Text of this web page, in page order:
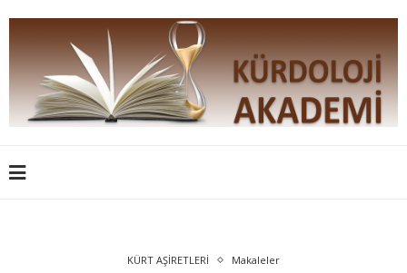
KÜRT AŞİRETLERİ Makaleler